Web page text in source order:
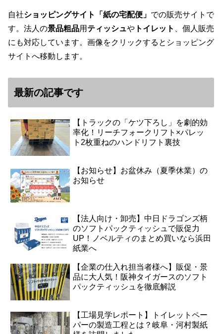
自社ショッピングサイト「紙の宅配便」 での販売サイトで
す。法人の景品粗品用 ティッシュや トイレット
、個人販売
にも対応しています。画像をクリックするとショッピング
サイトへ移動します。
最新の記事です
【トラックの「ケツ下ろし」を劇的効
率化！リーチフォークリフト×パレッ
ト2枚重ねのハンドリフト裏技
【お知らせ】お盆休み（夏季休業）の
お知らせ
【法人向け・卸売】中日ドラゴンズ柄
のソフトパックティッシュで販促力
UP！ノベルティのまとめ買いなら浜田
紙業へ
【企業の仕入れ担当者様へ】販促・景
品に大人気！阪神タイガースのソフト
パックティッシュを徹底解説
【工場見学レポート】トイレットペー
パーの製造工程とは？岐阜・河村製紙